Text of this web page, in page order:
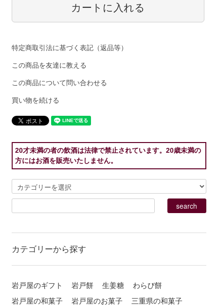
特定商取引法に基づく表記（返品等）
この商品を友達に教える
この商品について問い合わせる
買い物を続ける
20才未満の者の飲酒は法律で禁止されています。20歳未満の
方にはお酒を販売いたしません。
カテゴリーから探す
岩戸屋のギフト 岩戸餅 生姜糖
わらび餅
岩戸屋の和菓子
岩戸屋のお菓子
三重県の和菓子